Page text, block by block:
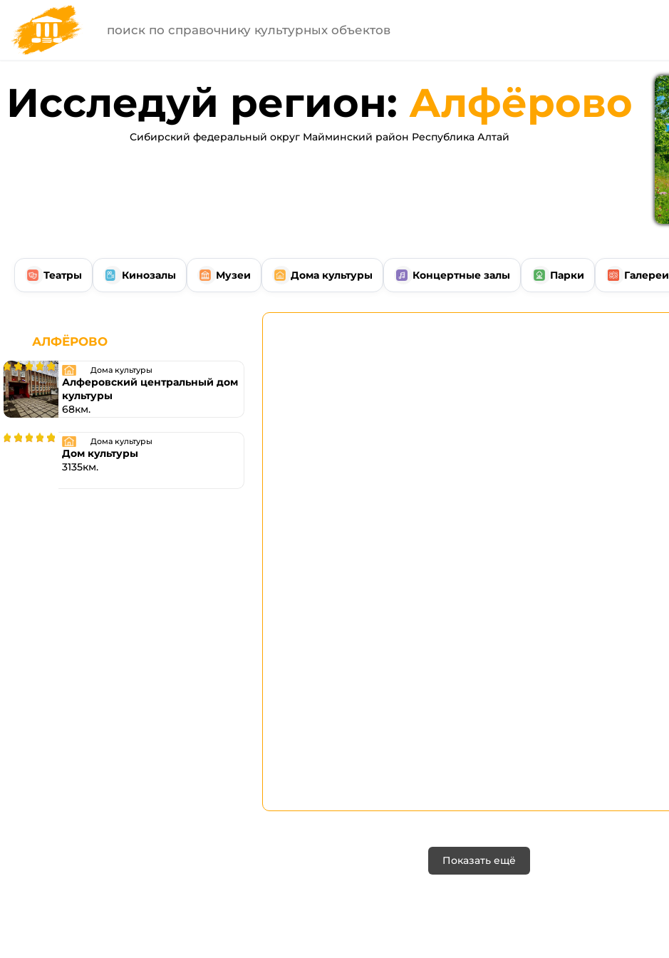
Исследуй регион: Алфёрово
Сибирский федеральный округ Майминский район Республика Алтай
Театры Кинозалы Музеи Дома культуры Концертные залы Парки Галереи
АЛФЁРОВО
Дома культуры
Алферовский центральный дом
культуры
68км.
Дома культуры
Дом культуры
3135км.
Показать ещё